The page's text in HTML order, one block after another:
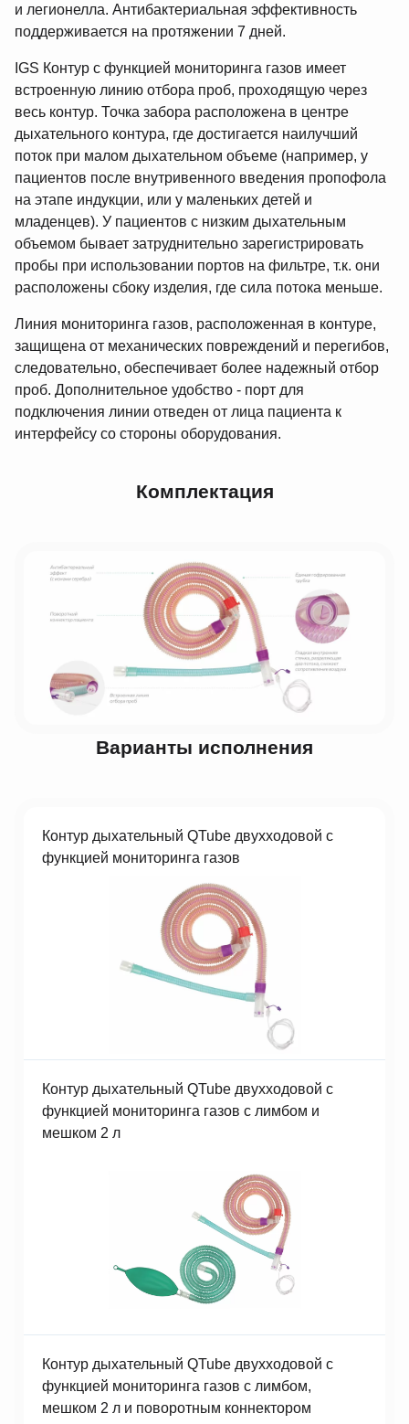
и легионелла. Антибактериальная эффективность
поддерживается на протяжении 7 дней.
IGS Контур с функцией мониторинга газов имеет
встроенную линию отбора проб, проходящую через
весь контур. Точка забора расположена в центре
дыхательного контура, где достигается наилучший
поток при малом дыхательном объеме (например, у
пациентов после внутривенного введения пропофола
на этапе индукции, или у маленьких детей и
младенцев). У пациентов с низким дыхательным
объемом бывает затруднительно зарегистрировать
пробы при использовании портов на фильтре, т.к. они
расположены сбоку изделия, где сила потока меньше.
Линия мониторинга газов, расположенная в контуре,
защищена от механических повреждений и перегибов,
следовательно, обеспечивает более надежный отбор
проб. Дополнительное удобство - порт для
подключения линии отведен от лица пациента к
интерфейсу со стороны оборудования.
Комплектация
Варианты исполнения
Контур дыхательный QTube двухходовой с
функцией мониторинга газов
Контур дыхательный QTube двухходовой с
функцией мониторинга газов с лимбом и
мешком 2 л
Контур дыхательный QTube двухходовой с
функцией мониторинга газов с лимбом,
мешком 2 л и поворотным коннектором